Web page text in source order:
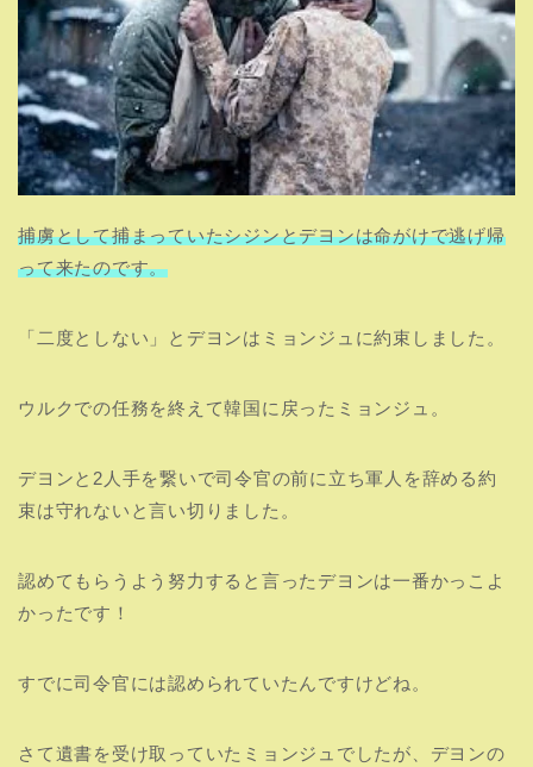
捕虜として捕まっていたシジンとデヨンは命がけで逃げ帰
って来たのです。
「二度としない」とデヨンはミョンジュに約束しました。
ウルクでの任務を終えて韓国に戻ったミョンジュ。
デヨンと2人手を繋いで司令官の前に立ち軍人を辞める約
束は守れないと言い切りました。
認めてもらうよう努力すると言ったデヨンは一番かっこよ
かったです！
すでに司令官には認められていたんですけどね。
さて遺書を受け取っていたミョンジュでしたが、デヨンの